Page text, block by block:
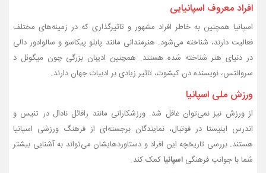
افراد معروف اسپانیایی
اسپانیا همچنین به خاطر افراد مشهور و تاثیرگذاری که در زمینه‌های مختلف
فعالیت دارند، شناخته می‌شود. هنرمندانی مانند پابلو پیکاسو و سالوادور دالی
در دنیای هنر شناخته شده هستند. همچنین ادیبان بزرگی چون میگوئل د
سروانتس، نویسنده دن کیشوت، تاثیر زیادی بر ادبیات جهان دارند.
ورزش ملی اسپانیا
از ورزش نیز نمی‌توان غافل شد. ورزشکارانی مانند رافائل نادال در تنیس و
اندرس اینیستا در فوتبال، نمایندگان برجسته‌ای از فرهنگ ورزشی اسپانیا
هستند. بررسی تاریخچه این افراد و دستاوردهایشان می‌تواند به آشنایی بیشتر
شما با جوانب فرهنگی اسپانیا کمک کند.